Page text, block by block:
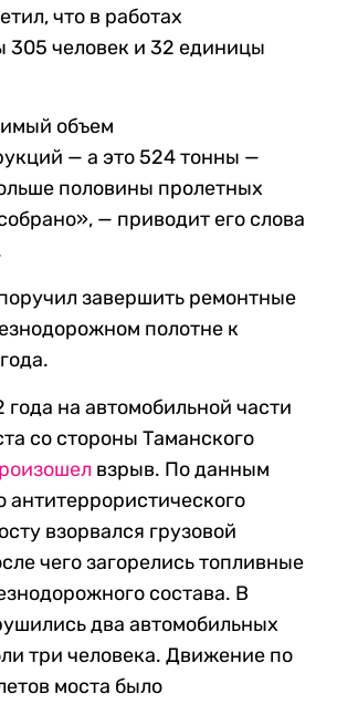
что в работах
305 человек и 32 единицы
объем
— а это 524 тонны —
половины пролетных
— приводит его слова
завершить ремонтные
полотне к
года на автомобильной части
со стороны Таманского
взрыв. По данным
антитеррористического
взорвался грузовой
чего загорелись топливные
состава. В
два автомобильных
три человека. Движение по
моста было